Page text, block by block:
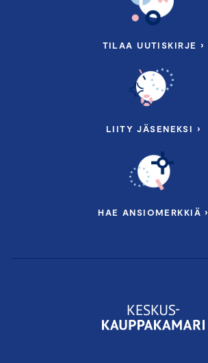
TILAA UUTISKIRJE ›
LIITY JÄSENEKSI ›
HAE ANSIOMERKKIÄ ›